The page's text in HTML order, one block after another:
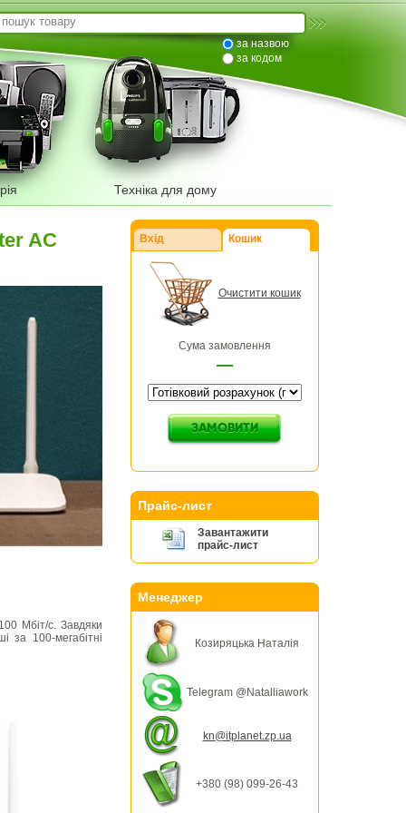
Техніка для дому
за назвою
за кодом
AC
Мбіт/с. Завдяки
за 100-мегабітні
Вхід Кошик
Очистити кошик
Сума замовлення
—
Прайс-лист
Завантажити
прайс-лист
Менеджер
Козиряцька Наталія
Telegram @Natalliawork
kn@itplanet.zp.ua
+380 (98) 099-26-43